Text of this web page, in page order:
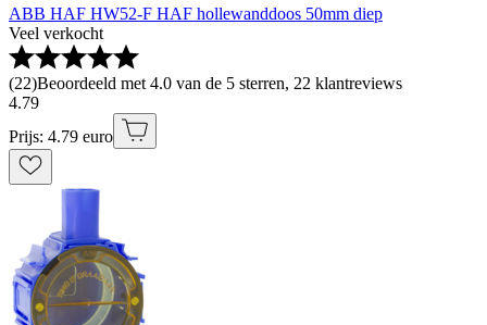
ABB HAF HW52-F HAF hollewanddoos 50mm diep
Veel verkocht
(22)Beoordeeld met 4.0 van de 5 sterren, 22 klantreviews
4.79
Prijs: 4.79 euro